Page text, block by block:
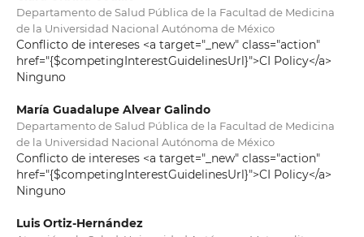
Departamento de Salud Pública de la Facultad de Medicina
de la Universidad Nacional Autónoma de México
Conflicto de intereses <a target="_new" class="action"
href="{$competingInterestGuidelinesUrl}">CI Policy</a>
Ninguno
María Guadalupe Alvear Galindo
Departamento de Salud Pública de la Facultad de Medicina
de la Universidad Nacional Autónoma de México
Conflicto de intereses <a target="_new" class="action"
href="{$competingInterestGuidelinesUrl}">CI Policy</a>
Ninguno
Luis Ortiz-Hernández